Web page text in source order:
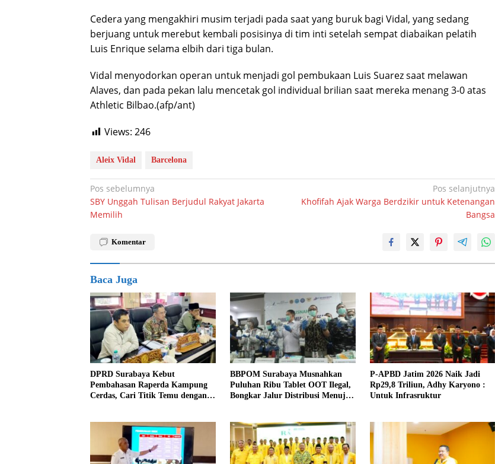
Cedera yang mengakhiri musim terjadi pada saat yang buruk bagi Vidal, yang sedang
berjuang untuk merebut kembali posisinya di tim inti setelah sempat diabaikan pelatih
Luis Enrique selama elbih dari tiga bulan.
Vidal menyodorkan operan untuk menjadi gol pembukaan Luis Suarez saat melawan
Alaves, dan pada pekan lalu mencetak gol individual brilian saat mereka menang 3-0 atas
Athletic Bilbao.(afp/ant)
Views: 246
Aleix Vidal Barcelona
Navigasi
pos
Pos sebelumnya
SBY Unggah Tulisan Berjudul Rakyat Jakarta
Memilih
Pos selanjutnya
Khofifah Ajak Warga Berdzikir untuk Ketenangan
Bangsa
Komentar
Baca Juga
DPRD Surabaya Kebut
Pembahasan Raperda Kampung
Cerdas, Cari Titik Temu dengan
BBPOM Surabaya Musnahkan
Puluhan Ribu Tablet OOT Ilegal,
Bongkar Jalur Distribusi Menuju
P-APBD Jatim 2026 Naik Jadi
Rp29,8 Triliun, Adhy Karyono :
Untuk Infrasruktur